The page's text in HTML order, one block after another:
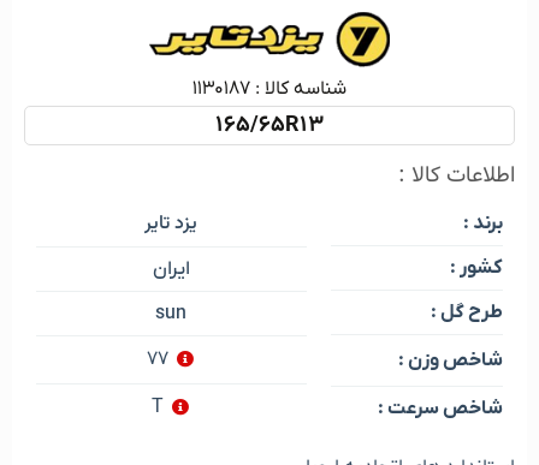
شناسه کالا :‌ ۱۱۳۰۱۸۷
165/65R13
اطلاعات کالا :
برند :
کشور :
طرح گل :
شاخص وزن :
شاخص سرعت :
یزد تایر
ایران
sun
۷۷
T